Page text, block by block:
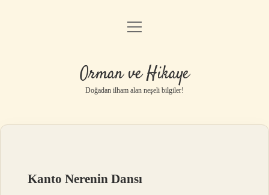
Anasayfa
Yasal Uyarı
menüyü
Orman ve Hikaye
Doğadan ilham alan neşeli bilgiler!
Kanto Nerenin Dansı